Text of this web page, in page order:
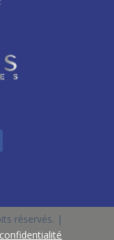
réservés. |